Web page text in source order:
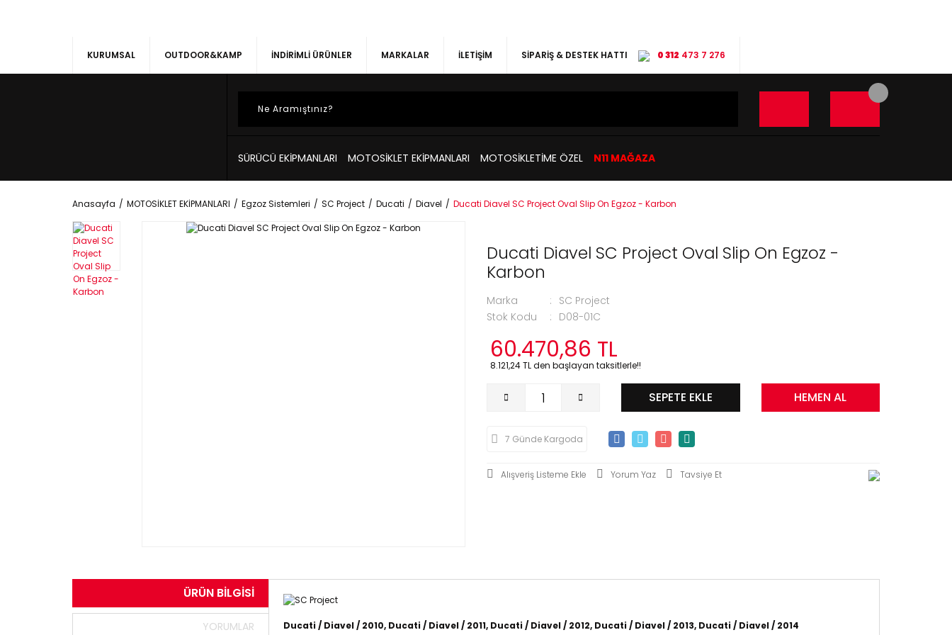
KURUMSAL OUTDOOR&KAMP İNDİRİMLİ ÜRÜNLER MARKALAR İLETİŞİM SİPARİŞ & DESTEK HATTI 0 312 473 7 276
SÜRÜCÜ EKİPMANLARI MOTOSİKLET EKİPMANLARI MOTOSİKLETİME ÖZEL N11 MAĞAZA
Anasayfa MOTOSİKLET EKİPMANLARI Egzoz Sistemleri SC Project Ducati Diavel Ducati Diavel SC Project Oval Slip On Egzoz - Karbon
Ducati Diavel SC Project Oval Slip On Egzoz -
Karbon
Marka
SC Project
Stok Kodu
D08-01C
60.470,86 TL
8.121,24 TL den başlayan taksitlerle!!
SEPETE EKLE HEMEN AL
7 Günde Kargoda
Yorum Yaz Tavsiye Et
ÜRÜN BILGISI
YORUMLAR Ducati / Diavel / 2010, Ducati / Diavel / 2011, Ducati / Diavel / 2012, Ducati / Diavel / 2013, Ducati / Diavel / 2014